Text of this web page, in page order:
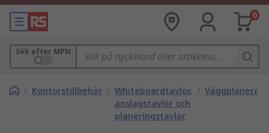
0
Sök efter MPN
/ Kontorstillbehör / Whiteboardtavlor,
anslagstavlor och
planeringstavlor
/ Väggplanerare